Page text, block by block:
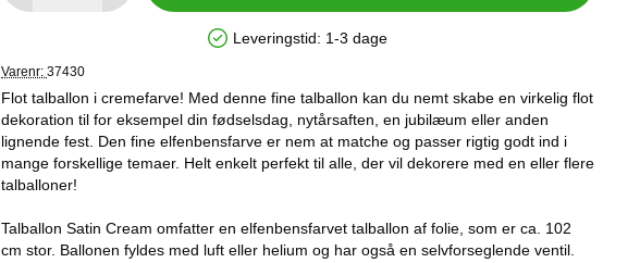
Produkttilgængelighed: På lager
Leveringstid: 1-3 dage
Varenr: 37430
Flot talballon i cremefarve! Med denne fine talballon kan du nemt skabe en virkelig flot
dekoration til for eksempel din fødselsdag, nytårsaften, en jubilæum eller anden
lignende fest. Den fine elfenbensfarve er nem at matche og passer rigtig godt ind i
mange forskellige temaer. Helt enkelt perfekt til alle, der vil dekorere med en eller flere
talballoner!
Talballon Satin Cream omfatter en elfenbensfarvet talballon af folie, som er ca. 102
cm stor. Ballonen fyldes med luft eller helium og har også en selvforseglende ventil.